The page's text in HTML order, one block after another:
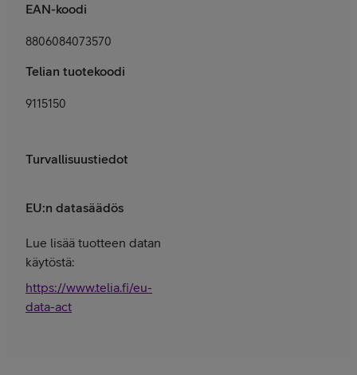
EAN-koodi
8806084073570
Telian tuotekoodi
9115150
Turvallisuustiedot
EU:n datasäädös
Lue lisää tuotteen datan
käytöstä:
https://www.telia.fi/eu-
data-act